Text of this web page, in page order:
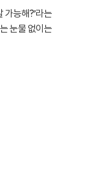
가능해?’라는
눈물 없이는